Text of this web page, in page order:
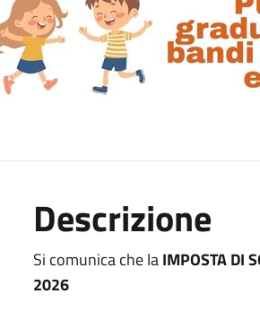
Descrizione
Si comunica che laIMPOSTA DI
2026